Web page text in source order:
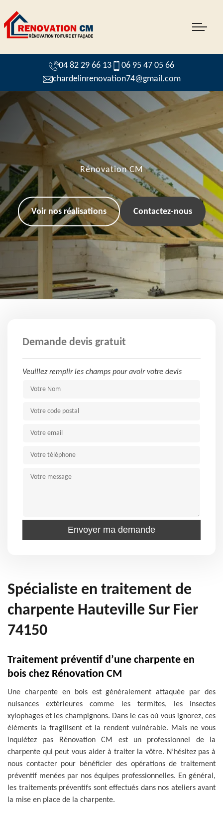
04 82 29 66 13
06 95 47 05 66
chardelinrenovation74@gmail.com
Rénovation CM
Voir nos réalisations Contactez-nous
Demande devis gratuit
Veuillez remplir les champs pour avoir votre devis
Spécialiste en traitement de
charpente Hauteville Sur Fier
74150
Traitement préventif d’une charpente en
bois chez Rénovation CM
Une charpente en bois est généralement attaquée par des
nuisances extérieures comme les termites, les insectes
xylophages et les champignons. Dans le cas où vous ignorez, ces
éléments la fragilisent et la rendent vulnérable. Mais ne vous
inquiétez pas Rénovation CM est un professionnel de la
charpente qui peut vous aider à traiter la vôtre. N’hésitez pas à
nous contacter pour bénéficier des opérations de traitement
préventif menées par nos équipes professionnelles. En général,
les traitements préventifs sont effectués dans nos ateliers avant
la mise en place de la charpente.